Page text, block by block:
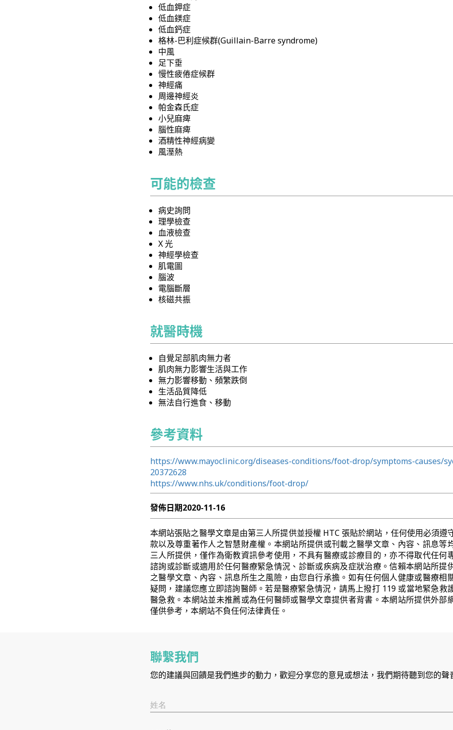
低血鉀症
低血鎂症
低血鈣症
格林-巴利症候群(Guillain-Barre syndrome)
中風
足下垂
慢性疲倦症候群
神經痛
周邊神經炎
帕金森氏症
小兒麻痺
腦性麻痺
酒精性神經病變
風溼熱
可能的檢查
病史詢問
理學檢查
血液檢查
X 光
神經學檢查
肌電圖
腦波
電腦斷層
核磁共振
就醫時機
自覺足部肌肉無力者
肌肉無力影響生活與工作
無力影響移動、頻繁跌倒
生活品質降低
無法自行進食、移動
參考資料
https://www.mayoclinic.org/diseases-conditions/foot-drop/symptoms-causes/
20372628
https://www.nhs.uk/conditions/foot-drop/
發佈日期2020-11-16
本網站張貼之醫學文章是由第三人所提供並授權 HTC 張貼於網站，任何使用必須遵
款以及尊重著作人之智慧財產權。本網站所提供或刊載之醫學文章、內容、訊息等
三人所提供，僅作為衛教資訊參考使用，不具有醫療或診療目的，亦不得取代任何
諮詢或診斷或適用於任何醫療緊急情況、診斷或疾病及症狀治療。信賴本網站所提
之醫學文章、內容、訊息所生之風險，由您自行承擔。如有任何個人健康或醫療相
疑問，建議您應立即諮詢醫師。若是醫療緊急情況，請馬上撥打 119 或當地緊急救
醫急救。本網站並未推薦或為任何醫師或醫學文章提供者背書。本網站所提供外部
僅供參考，本網站不負任何法律責任。
聯繫我們
您的建議與回饋是我們進步的動力，歡迎分享您的意見或想法，我們期待聽到您的聲
姓名